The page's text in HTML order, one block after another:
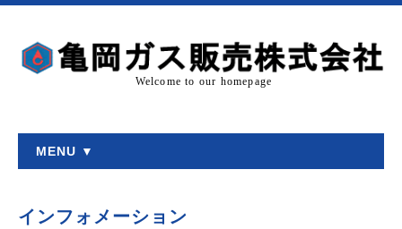
Welcome to our homepage
MENU ▼
インフォメーション